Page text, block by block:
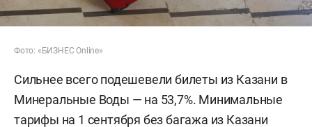
Фото: «БИЗНЕС Online»
Сильнее всего подешевели билеты из Казани в
Минеральные Воды — на 53,7%. Минимальные
тарифы на 1 сентября без багажа из Казани